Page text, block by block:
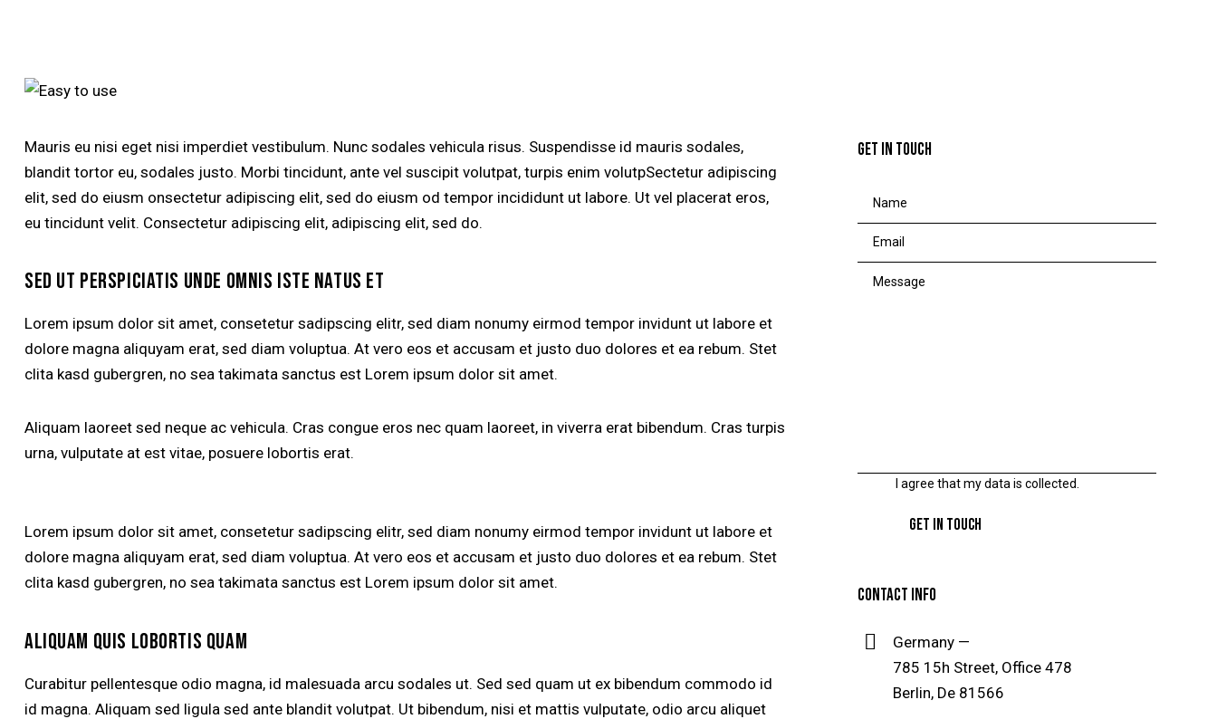
Mauris eu nisi eget nisi imperdiet vestibulum. Nunc sodales vehicula risus. Suspendisse id mauris sodales,
blandit tortor eu, sodales justo. Morbi tincidunt, ante vel suscipit volutpat, turpis enim volutpSectetur adipiscing
elit, sed do eiusm onsectetur adipiscing elit, sed do eiusm od tempor incididunt ut labore. Ut vel placerat eros,
eu tincidunt velit. Consectetur adipiscing elit, adipiscing elit, sed do.
SED UT PERSPICIATIS UNDE OMNIS ISTE NATUS ET
Lorem ipsum dolor sit amet, consetetur sadipscing elitr, sed diam nonumy eirmod tempor invidunt ut labore et
dolore magna aliquyam erat, sed diam voluptua. At vero eos et accusam et justo duo dolores et ea rebum. Stet
clita kasd gubergren, no sea takimata sanctus est Lorem ipsum dolor sit amet.
Aliquam laoreet sed neque ac vehicula. Cras congue eros nec quam laoreet, in viverra erat bibendum. Cras turpis
urna, vulputate at est vitae, posuere lobortis erat.
Lorem ipsum dolor sit amet, consetetur sadipscing elitr, sed diam nonumy eirmod tempor invidunt ut labore et
dolore magna aliquyam erat, sed diam voluptua. At vero eos et accusam et justo duo dolores et ea rebum. Stet
clita kasd gubergren, no sea takimata sanctus est Lorem ipsum dolor sit amet.
ALIQUAM QUIS LOBORTIS QUAM
Curabitur pellentesque odio magna, id malesuada arcu sodales ut. Sed sed quam ut ex bibendum commodo id
id magna. Aliquam sed ligula sed ante blandit volutpat. Ut bibendum, nisi et mattis vulputate, odio arcu aliquet
GET IN TOUCH
I agree that my data iscollected
CONTACT INFO
Germany —
785 15h Street, Office 478
Berlin, De 81566